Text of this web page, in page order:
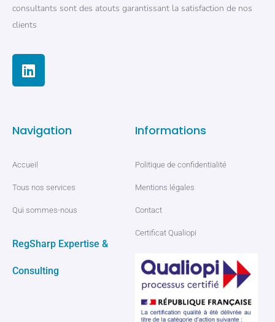
consultants sont des atouts garantissant la satisfaction de nos
clients
Navigation
Accueil
Tous nos services
Qui sommes-nous
RegSharp Expertise &
Consulting
Informations
Politique de confidentialité
Mentions légales
Contact
Certificat Qualiopi